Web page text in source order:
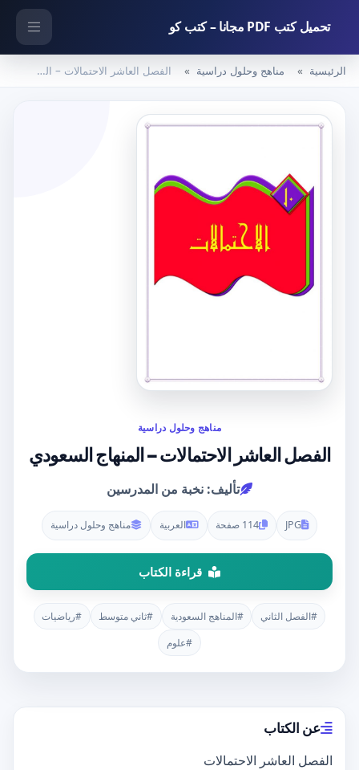
تحميل كتب PDF مجانا – كتب كو
الرئيسية مناهج وحلول دراسية الفصل العاشر الاحتمالات – المنهاج السعودي
مناهج وحلول دراسية
الفصل العاشر الاحتمالات – المنهاج السعودي
تأليف: نخبة من المدرسين
JPG 114 صفحة العربية مناهج وحلول دراسية
قراءة الكتاب
#الفصل الثاني #المناهج السعودية #ثاني متوسط
#رياضيات
#علوم
عن الكتاب
الفصل العاشر الاحتمالات